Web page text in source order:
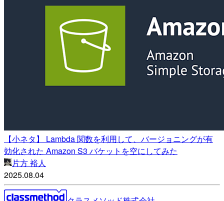
【小ネタ】 Lambda 関数を利用して、バージョニングが有
効化された Amazon S3 バケットを空にしてみた
片方 裕人
2025.08.04